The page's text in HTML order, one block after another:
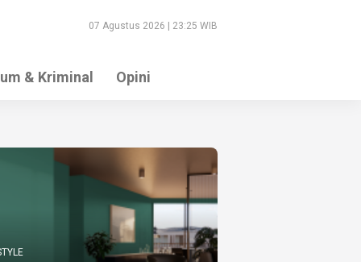
07 Agustus 2026 | 23:25 WIB
& Kriminal Opini